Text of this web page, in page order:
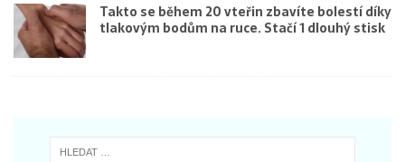
Takto se během 20 vteřin zbavíte bolestí díky
tlakovým bodům na ruce. Stačí 1 dlouhý stisk